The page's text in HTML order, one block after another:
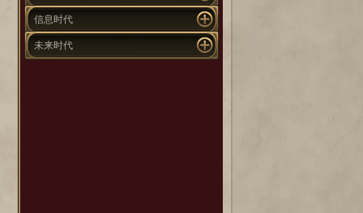
信息时代
未来时代